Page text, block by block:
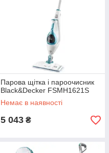
Парова щітка і пароочисник
Black&Decker FSMH1621S
Немає в наявності
5 043 ₴